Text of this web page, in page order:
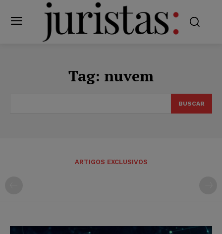
Tag: nuvem
BUSCAR
ARTIGOS EXCLUSIVOS